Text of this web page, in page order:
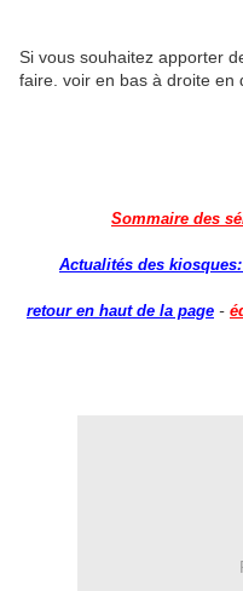
Si vous souhaitez apporter
faire. voir en bas à droite en
Sommaire des
Actualités des
retour en haut de la page -